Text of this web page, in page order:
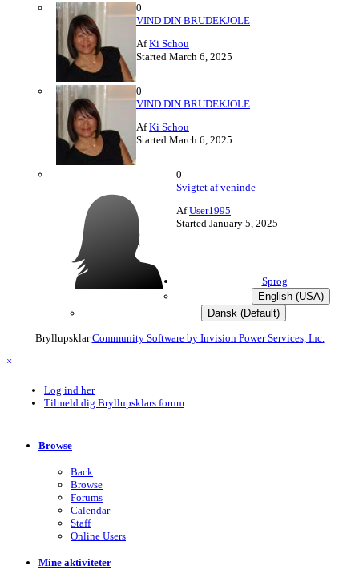
0
VIND DIN BRUDEKJOLE
AfKi Schou
Started March 6, 2025
0
VIND DIN BRUDEKJOLE
AfKi Schou
Started March 6, 2025
0
Svigtet af veninde
AfUser1995
Started January 5, 2025
Sprog
English (USA)
Dansk (Default)
Bryllupsklar Community Software by Invision Power Services, Inc.
×
Log ind her
Tilmeld dig Bryllupsklars forum
Browse
Back
Browse
Forums
Calendar
Staff
Online Users
Mine aktiviteter